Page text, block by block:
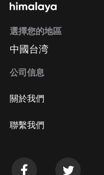
選擇您的地區
中國台湾
公司信息
關於我們
聯繫我們